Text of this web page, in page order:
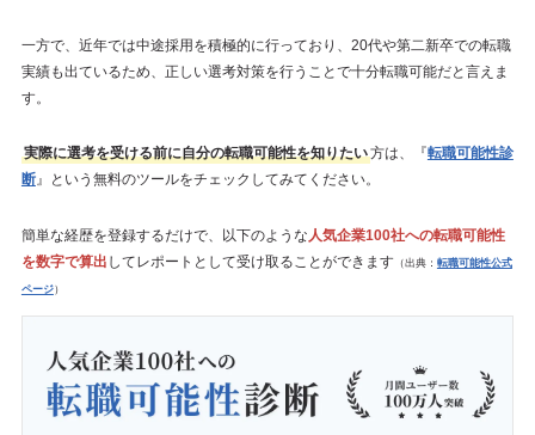
一方で、近年では中途採用を積極的に行っており、20代や第二新卒での転職
実績も出ているため、正しい選考対策を行うことで十分転職可能だと言えま
す。
実際に選考を受ける前に自分の転職可能性を知りたい方は、『転職可能性診
断』という無料のツールをチェックしてみてください。
簡単な経歴を登録するだけで、以下のような人気企業100社への転職可能性
を数字で算出 してレポートとして受け取ることができます（出典： 転職可能性公式
ページ）